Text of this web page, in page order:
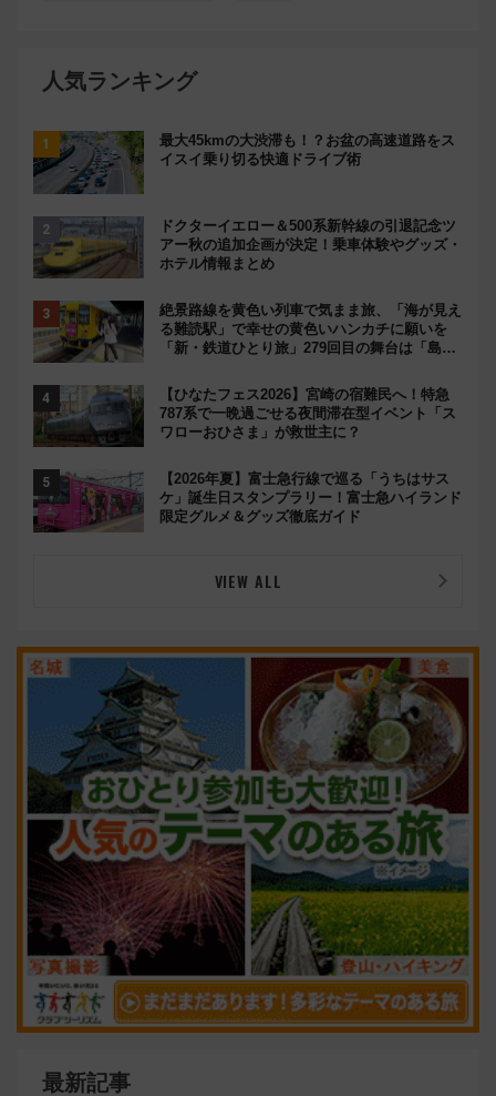
人気ランキング
最大45kmの大渋滞も！？お盆の高速道路をス
イスイ乗り切る快適ドライブ術
ドクターイエロー＆500系新幹線の引退記念ツ
アー秋の追加企画が決定！乗車体験やグッズ・
ホテル情報まとめ
絶景路線を黄色い列車で気まま旅、「海が見え
る難読駅」で幸せの黄色いハンカチに願いを
「新・鉄道ひとり旅」279回目の舞台は「島原
【ひなたフェス2026】宮崎の宿難民へ！特急
787系で一晩過ごせる夜間滞在型イベント「ス
ワローおひさま」が救世主に？
【2026年夏】富士急行線で巡る「うちはサス
ケ」誕生日スタンプラリー！富士急ハイランド
限定グルメ＆グッズ徹底ガイド
VIEW ALL
最新記事